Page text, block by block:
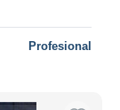
Profesional